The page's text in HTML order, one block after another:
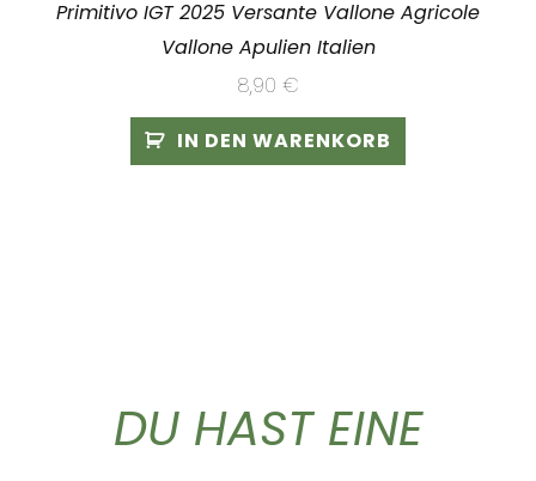
Primitivo IGT 2025 Versante Vallone Agricole
Vallone Apulien Italien
8,90 €
IN DEN WARENKORB
DU HAST EINE